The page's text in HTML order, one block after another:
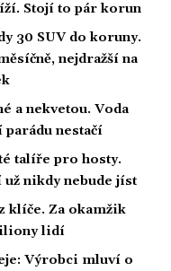
Stojí to pár korun
30 SUV do koruny.
nejdražší na
a nekvetou. Voda
parádu nestačí
talíře pro hosty.
už nikdy nebude jíst
klíče. Za okamžik
lidí
Výrobci mluví o